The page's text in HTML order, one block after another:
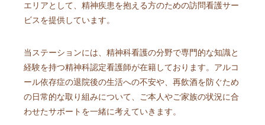
エリアとして、精神疾患を抱える方のための訪問看護サー
ビスを提供しています。
当ステーションには、精神科看護の分野で専門的な知識と
経験を持つ精神科認定看護師が在籍しております。アルコ
ール依存症の退院後の生活への不安や、再飲酒を防ぐため
の日常的な取り組みについて、ご本人やご家族の状況に合
わせたサポートを一緒に考えていきます。